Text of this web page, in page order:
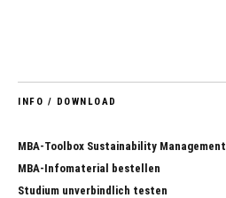
INFO / DOWNLOAD
MBA-Toolbox Sustainability Management
MBA-Infomaterial bestellen
Studium unverbindlich testen